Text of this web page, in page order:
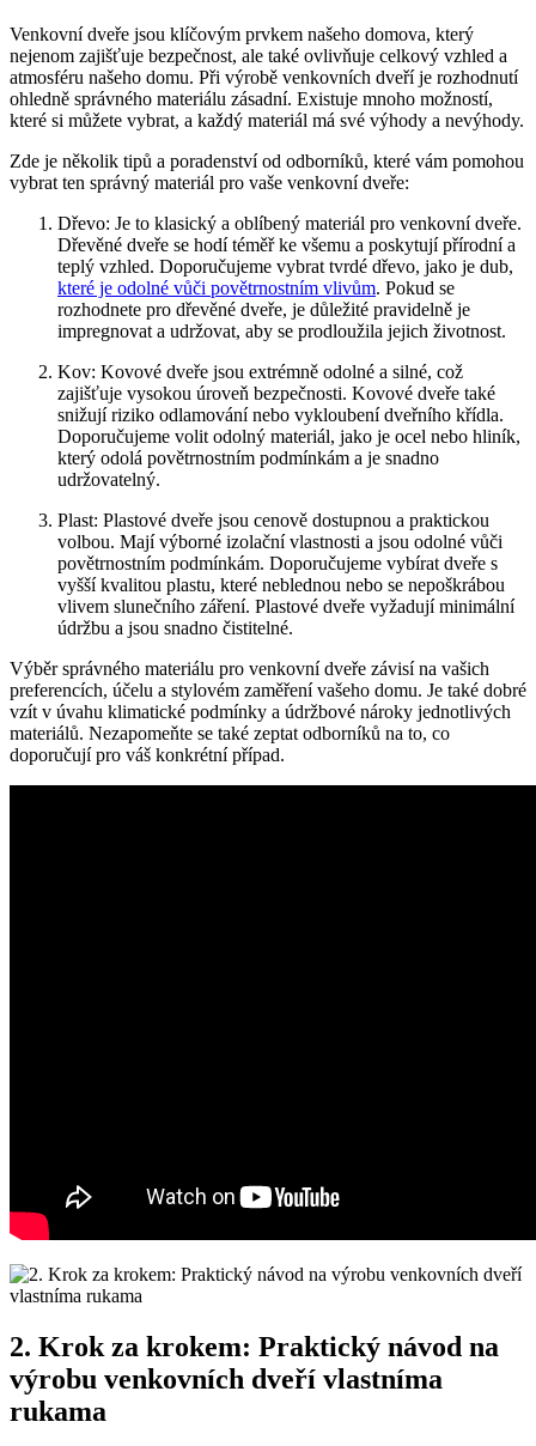
Venkovní dveře jsou klíčovým prvkem našeho domova, který
nejenom zajišťuje bezpečnost, ale také ovlivňuje celkový vzhled a
atmosféru našeho domu. Při výrobě venkovních dveří je rozhodnutí
ohledně správného materiálu zásadní. Existuje mnoho možností,
které si můžete vybrat, a každý materiál má své výhody a nevýhody.
Zde je několik tipů a poradenství od odborníků, které vám pomohou
vybrat ten správný materiál pro vaše venkovní dveře:
Dřevo: Je to klasický a oblíbený materiál pro venkovní dveře.
Dřevěné dveře se hodí téměř ke všemu a poskytují přírodní a
teplý vzhled. Doporučujeme vybrat tvrdé dřevo, jako je dub,
které je odolné vůči povětrnostním vlivům. Pokud se
rozhodnete pro dřevěné dveře, je důležité pravidelně je
impregnovat a udržovat, aby se prodloužila jejich životnost.
Kov: Kovové dveře jsou extrémně odolné a silné, což
zajišťuje vysokou úroveň bezpečnosti. Kovové dveře také
snižují riziko odlamování nebo vykloubení dveřního křídla.
Doporučujeme volit odolný materiál, jako je ocel nebo hliník,
který odolá povětrnostním podmínkám a je snadno
udržovatelný.
Plast: Plastové dveře jsou cenově dostupnou a praktickou
volbou. Mají výborné izolační vlastnosti a jsou odolné vůči
povětrnostním podmínkám. Doporučujeme vybírat dveře s
vyšší kvalitou plastu, které neblednou nebo se nepoškrábou
vlivem slunečního záření. Plastové dveře vyžadují minimální
údržbu a jsou snadno čistitelné.
Výběr správného materiálu pro venkovní dveře závisí na vašich
preferencích, účelu a stylovém zaměření vašeho domu. Je také dobré
vzít v úvahu klimatické podmínky a údržbové nároky jednotlivých
materiálů. Nezapomeňte se také zeptat odborníků na to, co
doporučují pro váš konkrétní případ.
2. Krok za krokem: Praktický návod na
výrobu venkovních dveří vlastníma
rukama